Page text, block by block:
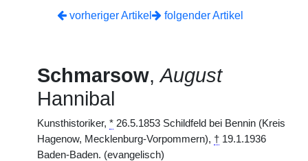
vorheriger Artikel
folgender Artikel
Schmarsow,August
Hannibal
Kunsthistoriker, * 26.5.1853 Schildfeld bei Bennin (Kreis
Hagenow, Mecklenburg-Vorpommern), † 19.1.1936
Baden-Baden. (evangelisch)